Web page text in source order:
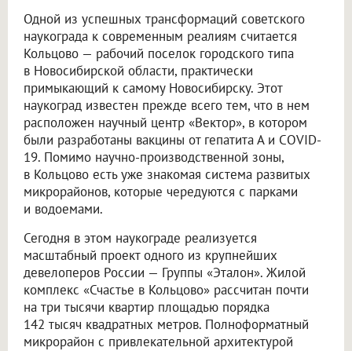
Одной из успешных трансформаций советского
наукограда к современным реалиям считается
Кольцово — рабочий поселок городского типа
в Новосибирской области, практически
примыкающий к самому Новосибирску. Этот
наукоград известен прежде всего тем, что в нем
расположен научный центр «Вектор», в котором
были разработаны вакцины от гепатита А и COVID-
19. Помимо научно-производственной зоны,
в Кольцово есть уже знакомая система развитых
микрорайонов, которые чередуются с парками
и водоемами.
Сегодня в этом наукограде реализуется
масштабный проект одного из крупнейших
девелоперов России — Группы «Эталон». Жилой
комплекс «Счастье в Кольцово» рассчитан почти
на три тысячи квартир площадью порядка
142 тысяч квадратных метров. Полноформатный
микрорайон с привлекательной архитектурой